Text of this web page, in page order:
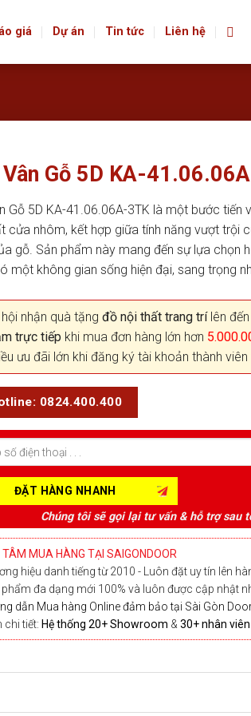
giá Dự án Tin tức Liên hệ
Gỗ 5D KA-
Gỗ 5D KA-41.06.06A-3TK là một bước
cửa nhôm, kết hợp giữa tính năng vượt trội
gỗ. Sản phẩm này mang đến sự lựa chọn
một không gian sống hiện đại, sang trọng
nhận quà tặng đồ nội thất trang trílên đến
trực tiếp khi mua đơn hàng lớn hơn
ưu đãi lớn khi đăng ký tài khoản thành
0824.400.400
Chúng tôi sẽ gọi lại tư vấn & hỗ trợ sau
MUA HÀNG TẠI SAIGONDOOR
hiệu danh tiếng từ 2010 - Luôn đặt uy tín lên
phẩm đa dạng mới 100% và luôn được cập nhật
dẫn Mua hàng Online đảm bảo tại Sài Gòn
chi tiết: Hệ thống 20+ Showroom & 30+ nhân